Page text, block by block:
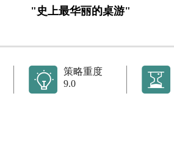
"史上最华丽的桌游"
策略重度
9.0